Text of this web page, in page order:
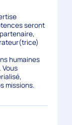
seront
humaines
missions.